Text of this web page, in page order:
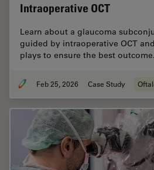
Intraoperative OCT
Learn about a glaucoma
guided by intraoperative OCT
plays to ensure the best outcome.
Feb 25, 2026 Case Study